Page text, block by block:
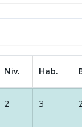
Niv. Hab.
2 3